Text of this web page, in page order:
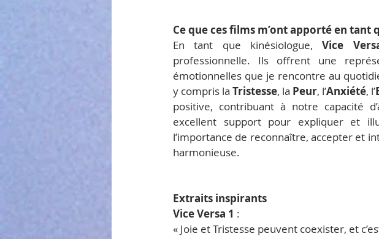
Ce que ces films m’ont apporté en tant
En tant que kinésiologue, Vice
professionnelle. Ils offrent une
émotionnelles que je rencontre au
y compris la Tristesse, la Peur, l’Anxiété, l’
positive, contribuant à notre capacité
excellent support pour expliquer et
l’importance de reconnaître, accepter et
harmonieuse.
Extraits inspirants
Vice Versa 1 :
« Joie et Tristesse peuvent coexister, et